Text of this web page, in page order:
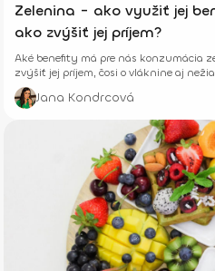
Zelenina - ako využiť jej
ako zvýšiť jej príjem?
Aké benefity má pre nás konzumácia
zvýšiť jej príjem, čosi o vláknine aj
Jana Kondrcová